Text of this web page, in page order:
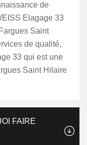
de
Elagage 33
Saint
de qualité,
33 qui est une
Saint Hilaire
FAIRE